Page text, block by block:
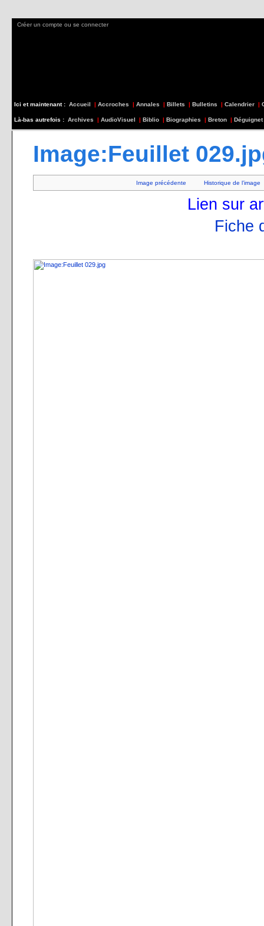
Créer un compte ou se connecter
Ici et maintenant : Accueil | Accroches | Annales | Billets | Bulletins | Calendrier |
Là-bas autrefois : Archives | AudioVisuel | Biblio | Biographies | Breton | Déguignet
Image:Feuillet
Image précédente Historique de l’image
Lien sur
Fiche